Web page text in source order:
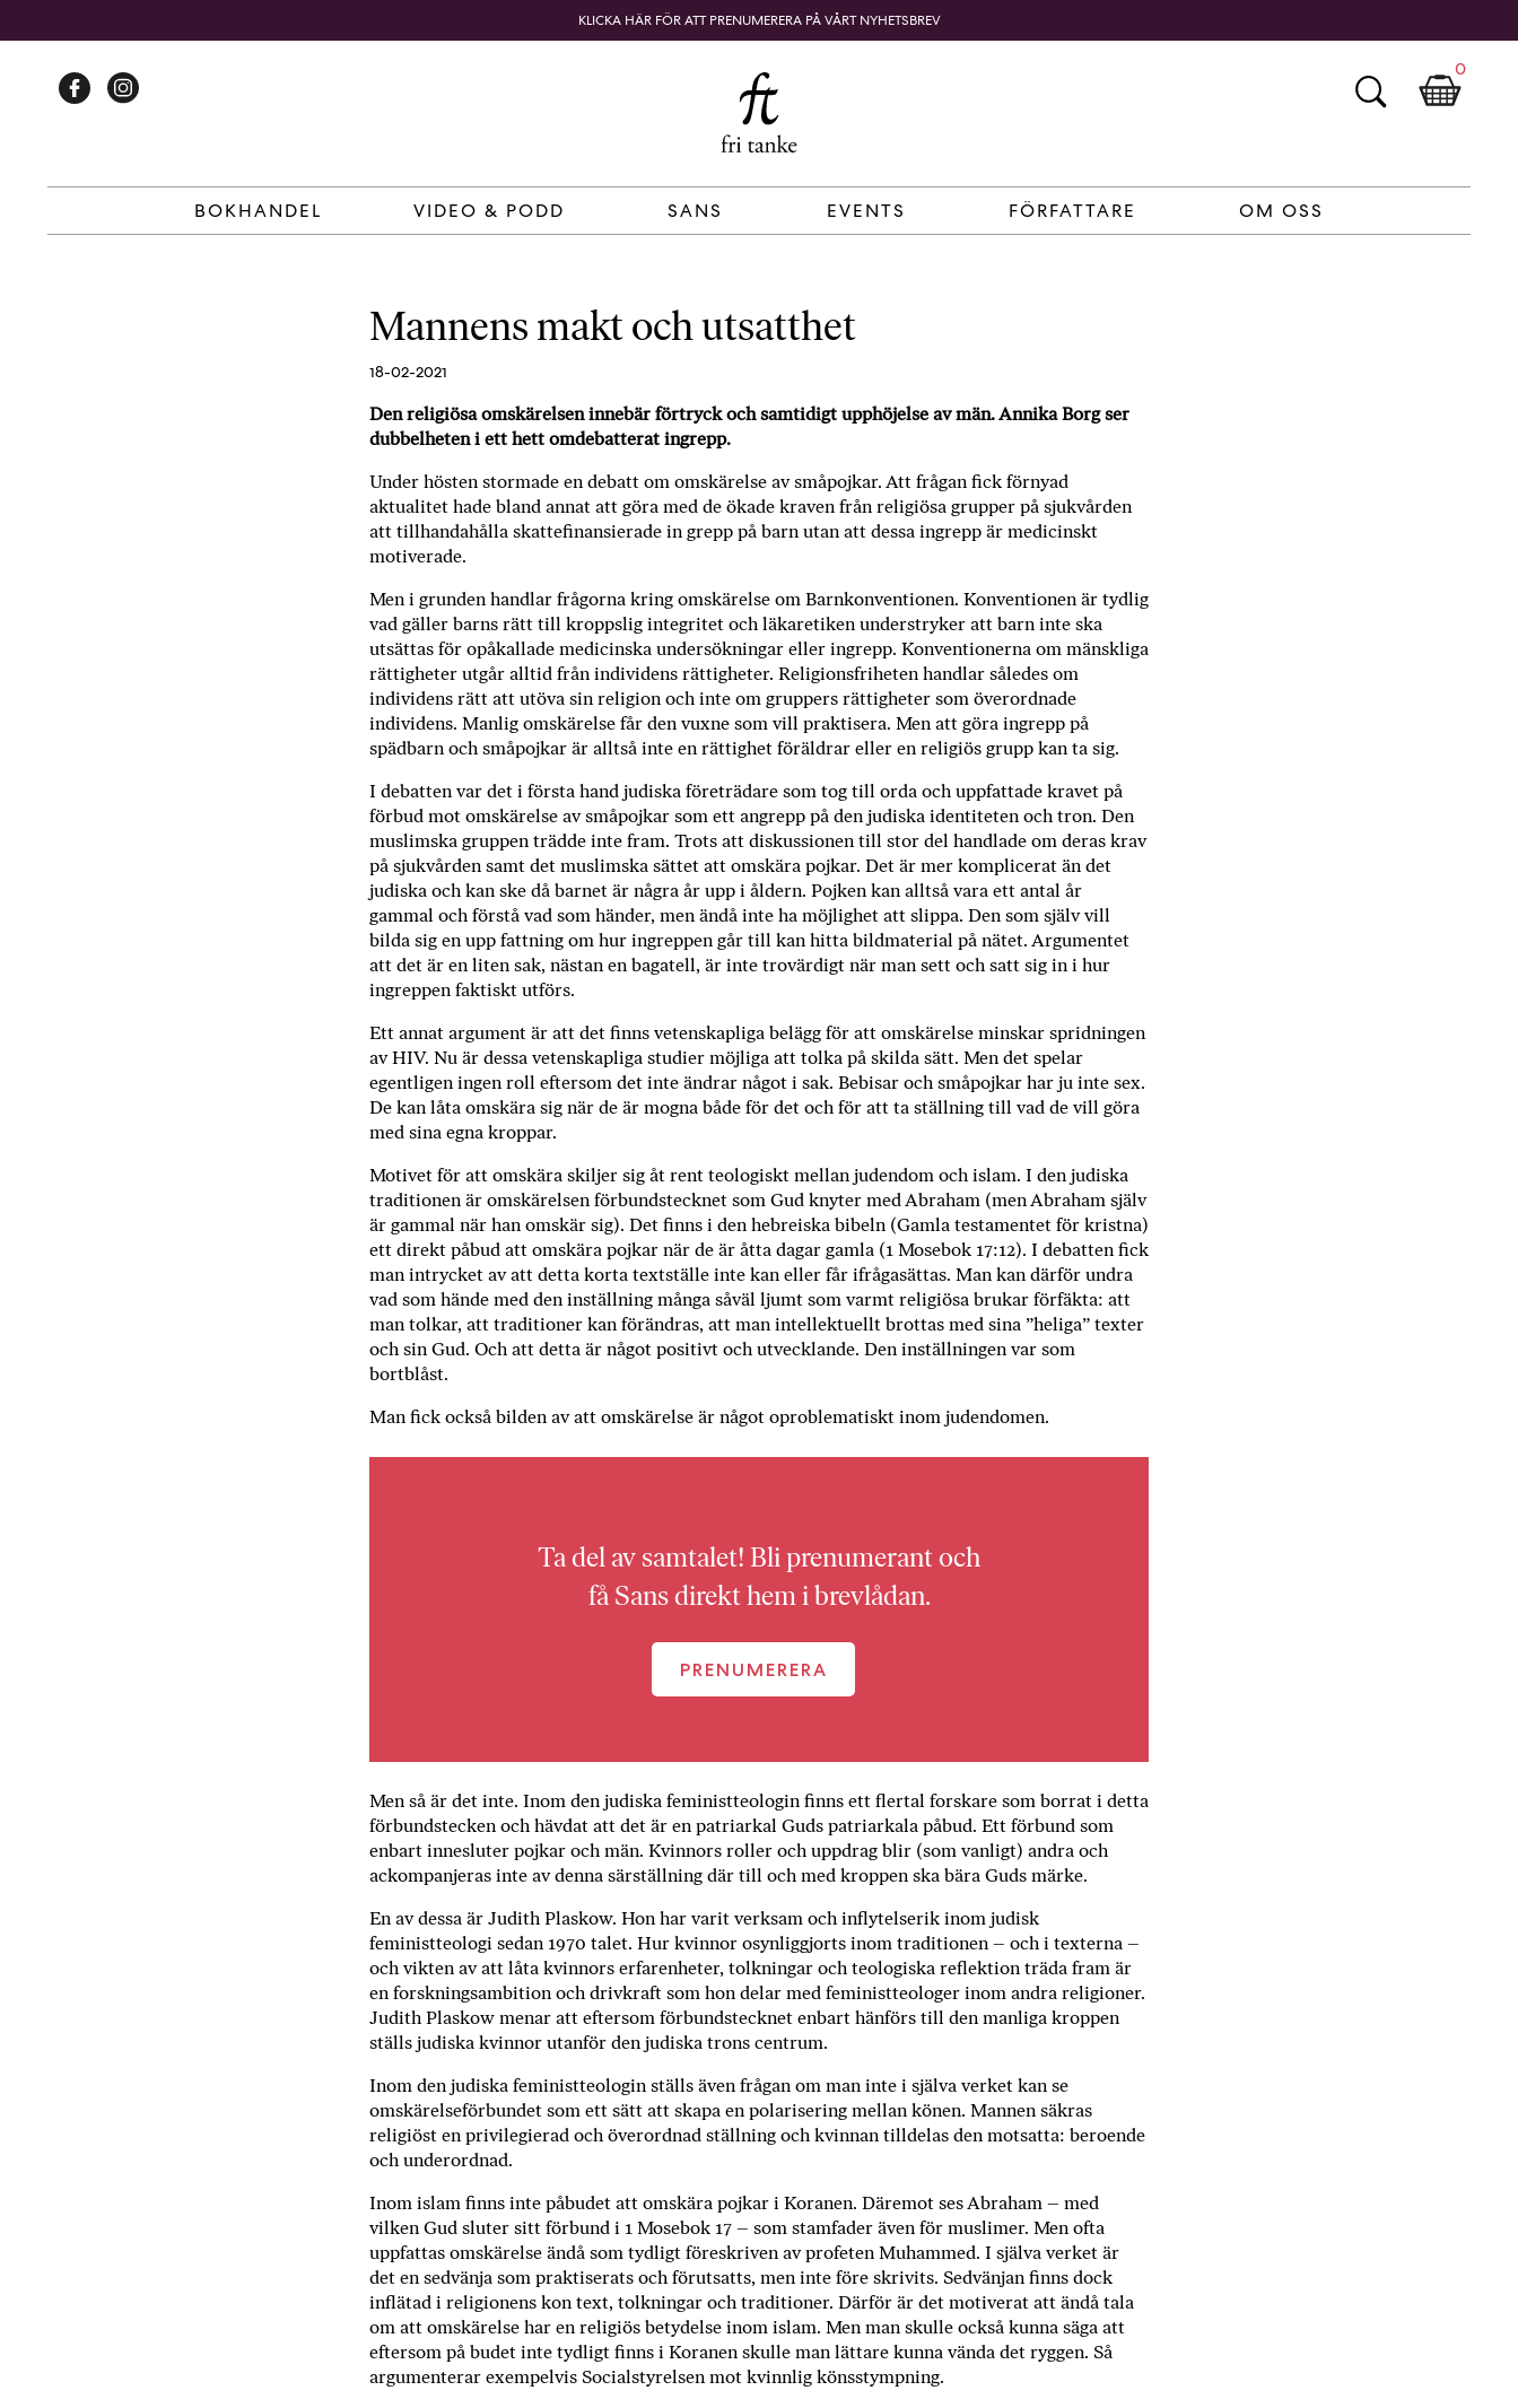
to
Fri
Tanke
o
k
h
a
n
e
n
e
k
ö
ö
c
k
e
r
o
n
n
e
h
o
s
F
T
a
n
k
BOKHANDEL VIDEO & PODD SANS EVENTS FÖRFATTARE OM OSS
0
KLICKA HÄR FÖR ATT PRENUMERERA PÅ VÅRT NYHETSBREV
Mannens makt och utsatthet
18-02-2021
Den religiösa omskärelsen innebär förtryck och samtidigt upphöjelse av män. Annika Borg ser
dubbelheten i ett hett omdebatterat ingrepp.
Under hösten stormade en debatt om omskärelse av småpojkar. Att frågan fick förnyad
aktualitet hade bland an­nat att göra med de ökade kraven från religiösa grupper på sjukvården
att tillhandahålla skattefinansierade in­ grepp på barn utan att dessa ingrepp är medicinskt
motiverade.
Men i grunden handlar frågorna kring omskärelse om Barnkonventionen. Konventionen är tydlig
vad gäller barns rätt till kroppslig integritet och läkaretiken understryker att barn inte ska
utsättas för opåkallade medicinska under­sökningar eller ingrepp. Konventionerna om mänskliga
rättigheter utgår alltid från individens rättigheter. Reli­gionsfriheten handlar således om
individens rätt att utöva sin religion och inte om gruppers rättigheter som överord­nade
individens. Manlig omskärelse får den vuxne som vill praktisera. Men att göra ingrepp på
spädbarn och småpoj­kar är alltså inte en rättighet föräldrar eller en religiös grupp kan ta sig.
I debatten var det i första hand judiska företrädare som tog till orda och uppfattade kravet på
förbud mot omskä­relse av småpojkar som ett angrepp på den judiska identi­teten och tron. Den
muslimska gruppen trädde inte fram. Trots att diskussionen till stor del handlade om deras krav
på sjukvården samt det muslimska sättet att omskära poj­kar. Det är mer komplicerat än det
judiska och kan ske då barnet är några år upp i åldern. Pojken kan alltså vara ett antal år
gammal och förstå vad som händer, men ändå inte ha möjlighet att slippa. Den som själv vill
bilda sig en upp­ fattning om hur ingreppen går till kan hitta bildmaterial på nätet. Argumentet
att det är en liten sak, nästan en bagatell, är inte trovärdigt när man sett och satt sig in i hur
ingreppen faktiskt utförs.
Ett annat argument är att det finns vetenskapliga belägg för att omskärelse minskar spridningen
av HIV. Nu är dessa vetenskapliga studier möjliga att tolka på skilda sätt. Men det spelar
egentligen ingen roll eftersom det inte ändrar något i sak. Bebisar och småpojkar har ju inte sex.
De kan låta omskära sig när de är mogna både för det och för att ta ställning till vad de vill göra
med sina egna kroppar.
Motivet för att omskära skiljer sig åt rent teologiskt mel­lan judendom och islam. I den judiska
traditionen är om­skärelsen förbundstecknet som Gud knyter med Abraham (men Abraham själv
är gammal när han omskär sig). Det finns i den hebreiska bibeln (Gamla testamentet för krist­na)
ett direkt påbud att omskära pojkar när de är åtta dagar gamla (1 Mosebok 17:12). I debatten fick
man intrycket av att detta korta textställe inte kan eller får ifrågasättas. Man kan därför undra
vad som hände med den inställning många såväl ljumt som varmt religiösa brukar förfäkta: att
man tolkar, att traditioner kan förändras, att man intellek­tuellt brottas med sina ”heliga” texter
och sin Gud. Och att detta är något positivt och utvecklande. Den inställningen var som
bortblåst.
Man fick också bilden av att omskärelse är något opro­blematiskt inom judendomen.
Ta del av samtalet! Bli prenumerant och
få Sans direkt hem i brevlådan.
PRENUMERERA
Men så är det inte. Inom den judiska feministteologin finns ett flertal forskare som borrat i detta
förbundstecken och hävdat att det är en patriarkal Guds patriarkala påbud. Ett förbund som
enbart innesluter pojkar och män. Kvin­nors roller och uppdrag blir (som vanligt) andra och
ackompanjeras inte av denna särställning där till och med kroppen ska bära Guds märke.
En av dessa är Judith Plaskow. Hon har varit verksam och inflytelserik inom judisk
feministteologi sedan 1970­ talet. Hur kvinnor osynliggjorts inom traditionen – och i texterna –
och vikten av att låta kvinnors erfarenheter, tolkningar och teologiska reflektion träda fram är
en forsk­ningsambition och drivkraft som hon delar med feminist­teologer inom andra religioner.
Judith Plaskow menar att eftersom förbundstecknet enbart hänförs till den manliga kroppen
ställs judiska kvinnor utanför den judiska trons centrum.
Inom den judiska feministteologin ställs även frågan om man inte i själva verket kan se
omskärelseförbundet som ett sätt att skapa en polarisering mellan könen. Mannen säkras
religiöst en privilegierad och överordnad ställning och kvinnan tilldelas den motsatta: beroende
och under­ordnad.
Inom islam finns inte påbudet att omskära pojkar i Kora­nen. Däremot ses Abraham – med
vilken Gud sluter sitt förbund i 1 Mosebok 17 – som stamfader även för musli­mer. Men ofta
uppfattas omskärelse ändå som tydligt före­skriven av profeten Muhammed. I själva verket är
det en sedvänja som praktiserats och förutsatts, men inte före­ skrivits. Sedvänjan finns dock
inflätad i religionens kon­ text, tolkningar och traditioner. Därför är det motiverat att ändå tala
om att omskärelse har en religiös betydelse inom islam. Men man skulle också kunna säga att
eftersom på­ budet inte tydligt finns i Koranen skulle man lättare kunna vända det ryggen. Så
argumenterar exempelvis Socialsty­relsen mot kvinnlig könsstympning.